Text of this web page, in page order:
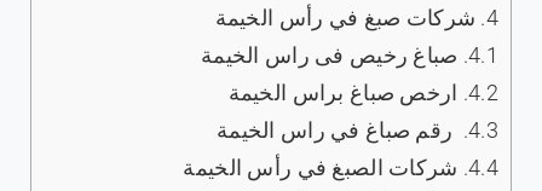
4. شركات صبغ في رأس الخيمة
4.1. صباغ رخيص فى راس الخيمة
4.2. ارخص صباغ براس الخيمة
4.3.
‏رقم صباغ في راس الخيمة
4.4. شركات الصبغ في رأس الخيمة